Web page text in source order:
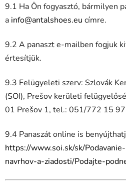
9.1 Ha Ön fogyasztó, bármilyen
a info@antalshoes.eu címre.
9.2 A panaszt e-mailben fogjuk
értesítjük.
9.3 Felügyeleti szerv: Szlovák
(SOI), Prešov kerületi
01 Prešov 1, tel.: 051/772 15
9.4 Panaszát online is
https://www.soi.sk/sk/
navrhov-a-ziadosti/Podajte-